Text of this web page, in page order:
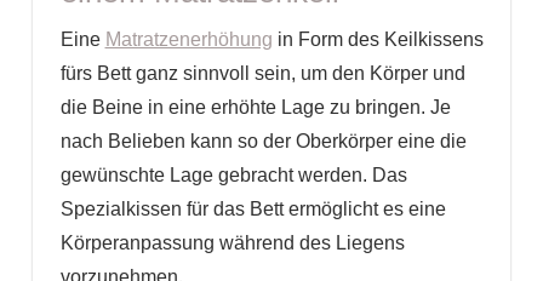
Eine Matratzenerhöhung in Form des Keilkissens
fürs Bett ganz sinnvoll sein, um den Körper und
die Beine in eine erhöhte Lage zu bringen. Je
nach Belieben kann so der Oberkörper eine die
gewünschte Lage gebracht werden. Das
Spezialkissen für das Bett ermöglicht es eine
Körperanpassung während des Liegens
vorzunehmen.